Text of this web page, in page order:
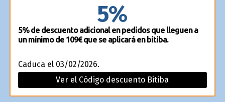
5%
5% de descuento adicional en pedidos que lleguen a
un mínimo de 109€ que se aplicará en bitiba.
Caduca el 03/02/2026.
Ver el Código descuento Bitiba